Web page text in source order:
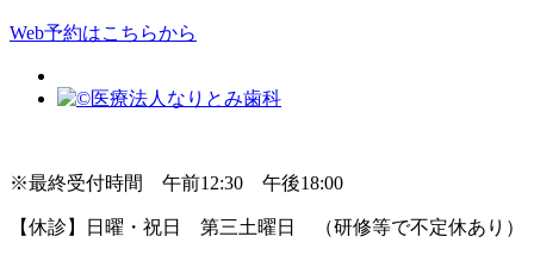
Web予約はこちらから
※最終受付時間 午前12:30 午後18:00
【休診】日曜・祝日 第三土曜日 （研修等で不定休あり）